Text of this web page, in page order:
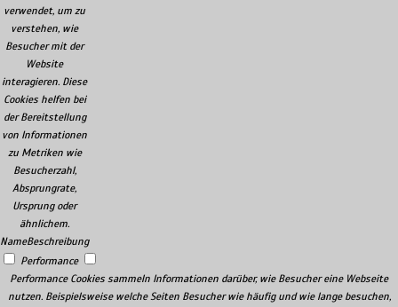
verwendet, um zu
verstehen, wie
Besucher mit der
Website
interagieren. Diese
Cookies helfen bei
der Bereitstellung
von Informationen
zu Metriken wie
Besucherzahl,
Absprungrate,
Ursprung oder
ähnlichem.
NameBeschreibung
Performance
Performance Cookies sammeln Informationen darüber, wie Besucher eine Webseite
nutzen. Beispielsweise welche Seiten Besucher wie häufig und wie lange besuchen,